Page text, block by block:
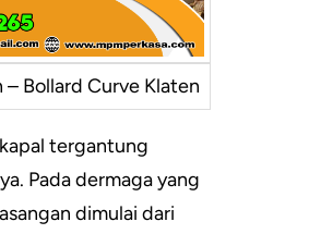
Bollard Curve Klaten
tergantung
Pada dermaga yang
dimulai dari